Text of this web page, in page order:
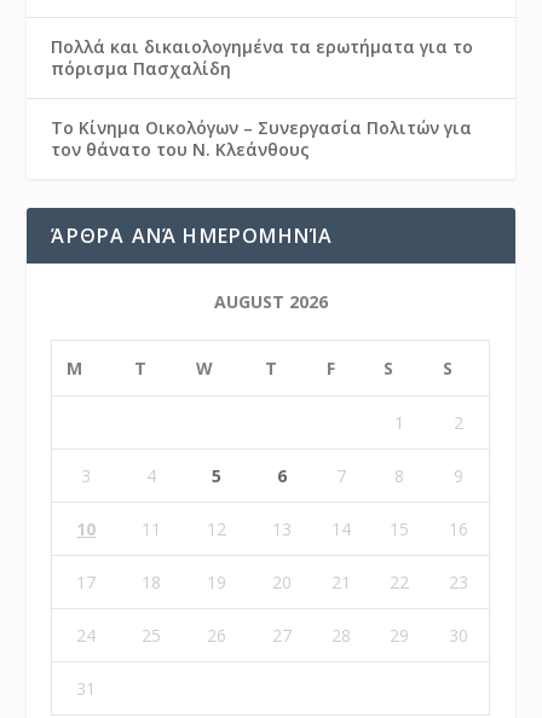
Πολλά και δικαιολογημένα τα ερωτήματα για το
πόρισμα Πασχαλίδη
Το Κίνημα Οικολόγων – Συνεργασία Πολιτών για
τον θάνατο του Ν. Κλεάνθους
ΆΡΘΡΑ ΑΝΆ ΗΜΕΡΟΜΗΝΊΑ
AUGUST 2026
M T W T F S S
1 2
3 4 5 6 7 8 9
10 11 12 13 14 15 16
17 18 19 20 21 22 23
24 25 26 27 28 29 30
31